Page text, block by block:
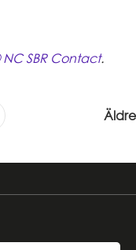
NC SBR Contact.
Äldre